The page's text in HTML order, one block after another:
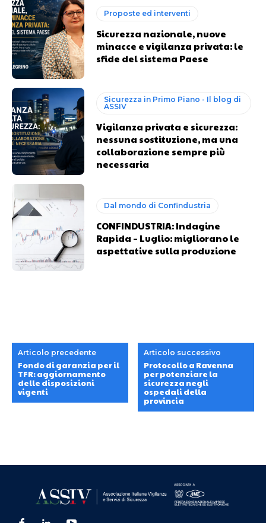
Proposte ed interventi
Sicurezza nazionale, nuove
minacce e vigilanza privata: le
sfide del sistema Paese
Sicurezza in Primo Piano - Il blog di
ASSIV
Vigilanza privata e sicurezza:
nessuna sostituzione, ma una
collaborazione sempre più
necessaria
Dal mondo di Confindustria
CONFINDUSTRIA: Indagine
Rapida – Luglio: migliorano le
aspettative sulla produzione
Articolo precedente
Fondo di garanzia per il
TFR: aggiornamento
delle disposizioni
vigenti
Articolo successivo
Protocollo a Ravenna
per potenziare la
sicurezza negli
ospedali della
provincia